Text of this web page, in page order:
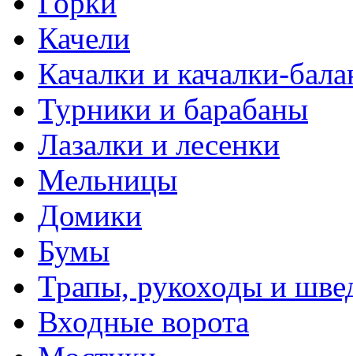
Качели
Качалки и качалки-
Турники и барабаны
Лазалки и лесенки
Мельницы
Домики
Бумы
Трапы, рукоходы и
Входные ворота